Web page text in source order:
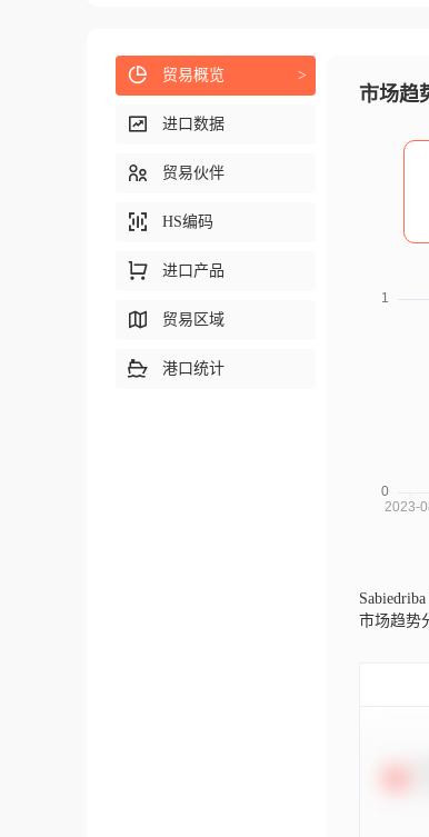
市场趋
市场趋势
贸易概览 >
进口数据
贸易伙伴
HS编码
进口产品
贸易区域
港口统计